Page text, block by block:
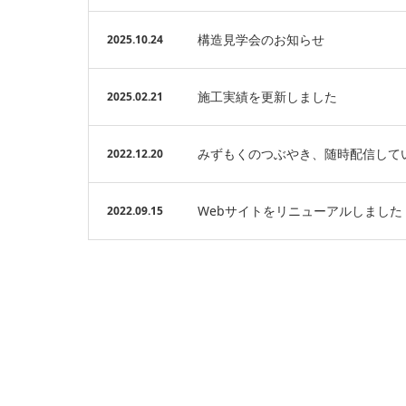
2025.10.24 構造見学会のお知らせ
2025.02.21 施工実績を更新しました
2022.12.20 みずもくのつぶやき、随時配信して
2022.09.15 Webサイトをリニューアルしました